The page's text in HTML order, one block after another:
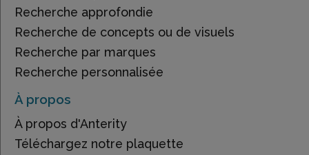
Recherche approfondie
Recherche de concepts ou de visuels
Recherche par marques
Recherche personnalisée
À propos
À propos d'Anterity
Téléchargez notre plaquette